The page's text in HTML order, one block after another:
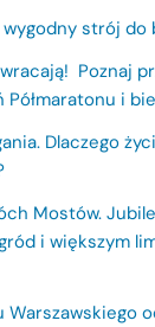
strój do
Poznaj
Półmaratonu i
Dlaczego
Mostów.
i większym
Warszawskiego